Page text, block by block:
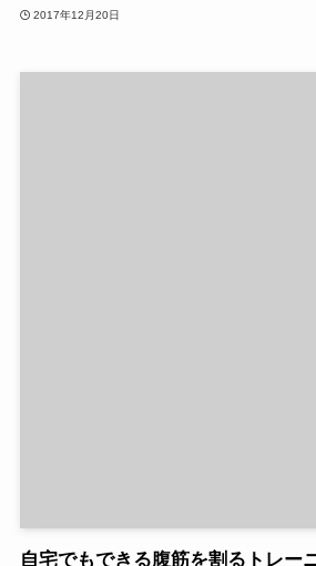
2017年12月20日
自宅でもできる腹筋を割るトレー